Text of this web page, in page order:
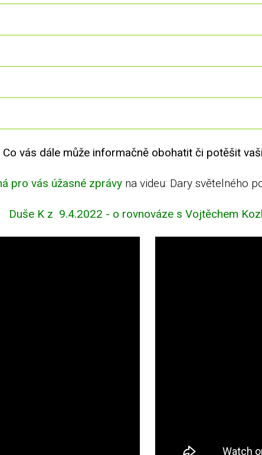
Co vás dále může informačně obohatit či potěšit
pro vás úžasné zprávy na videu: Dary světelného
Duše K z 9.4.2022 - o rovnováze s Vojtěchem